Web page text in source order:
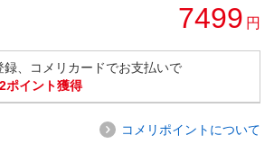
7499 円
録、コメリカードでお支払いで
2ポイント獲得
コメリポイントについて